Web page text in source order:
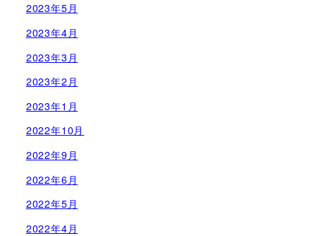
2023年5月
2023年4月
2023年3月
2023年2月
2023年1月
2022年10月
2022年9月
2022年6月
2022年5月
2022年4月